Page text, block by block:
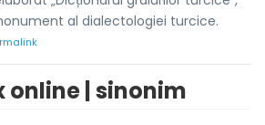
al dialectologiei turcice.
online | sinonim